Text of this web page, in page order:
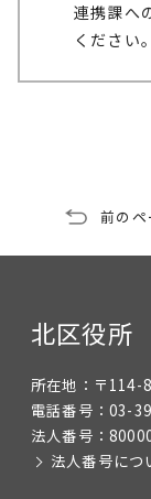
連携課へ
ください。
前の
北区役所
所在地： 〒114-
電話番号： 03-
法人番号：
法人番号につ